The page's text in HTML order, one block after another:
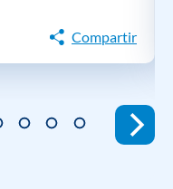
Compartir